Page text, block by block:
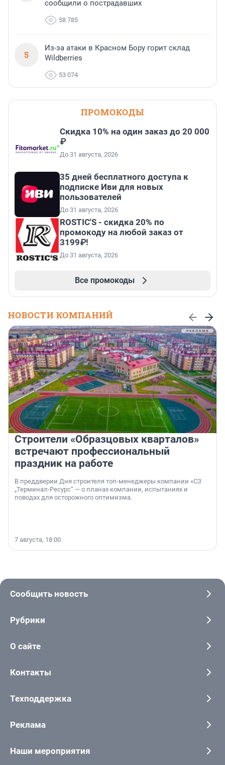
сообщили о пострадавших
58 785
5
Из-за атаки в Красном Бору горит склад
Wildberries
53 074
ПРОМОКОДЫ
Скидка 10% на один заказ до 20 000
₽
До 31 августа, 2026
35 дней бесплатного доступа к
подписке Иви для новых
пользователей
До 31 августа, 2026
ROSTIC'S - скидка 20% по
промокоду на любой заказ от
3199₽!
До 31 августа, 2026
Все промокоды
НОВОСТИ КОМПАНИЙ
Строители «Образцовых кварталов»
встречают профессиональный
праздник на работе
В преддверии Дня строителя топ-менеджеры компании «СЗ
„Терминал-Ресурс“ — о планах компании, испытаниях и
поводах для осторожного оптимизма.
7 августа, 18:00
Сообщить новость
Рубрики
О сайте
Контакты
Техподдержка
Реклама
Наши мероприятия